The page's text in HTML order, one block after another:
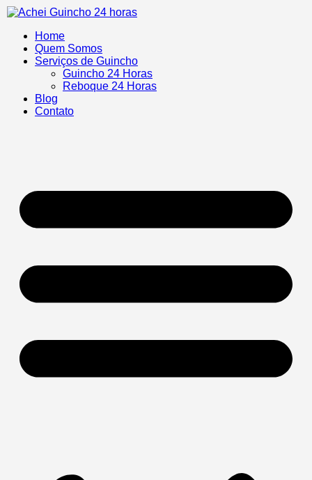
Home
Quem Somos
Serviços de Guincho
Guincho 24 Horas
Reboque 24 Horas
Blog
Contato